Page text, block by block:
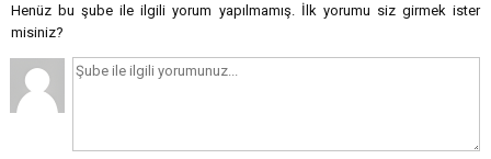
Henüz bu şube ile ilgili yorum yapılmamış. İlk yorumu siz girmek ister
misiniz?